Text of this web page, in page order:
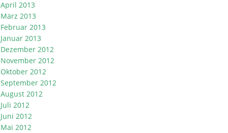
April 2013
März 2013
Februar 2013
Januar 2013
Dezember 2012
November 2012
Oktober 2012
September 2012
August 2012
Juli 2012
Juni 2012
Mai 2012